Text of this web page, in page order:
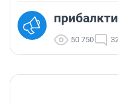
50 750